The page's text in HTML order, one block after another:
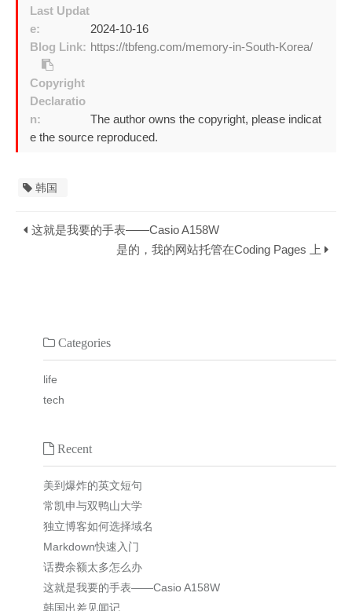
Last Updat
e:
2024-10-16
Blog Link: https://tbfeng.com/memory-in-South-Korea/
Copyright
Declaratio
n:
The author owns the copyright, please indicat
e the source reproduced.
韩国
这就是我要的手表——Casio A158W
是的，我的网站托管在Coding Pages 上
Categories
life
tech
Recent
美到爆炸的英文短句
常凯申与双鸭山大学
独立博客如何选择域名
Markdown快速入门
话费余额太多怎么办
这就是我要的手表——Casio A158W
韩国出差见闻记